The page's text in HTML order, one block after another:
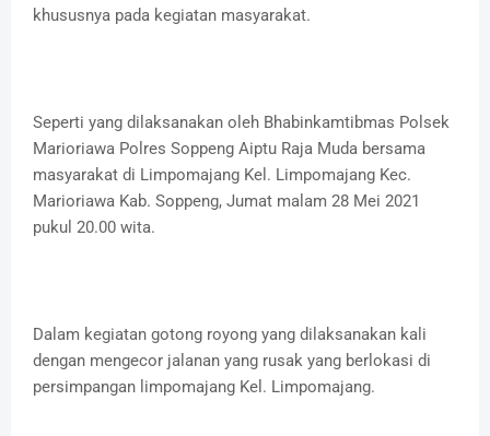
khususnya pada kegiatan masyarakat.
Seperti yang dilaksanakan oleh Bhabinkamtibmas Polsek
Marioriawa Polres Soppeng Aiptu Raja Muda bersama
masyarakat di Limpomajang Kel. Limpomajang Kec.
Marioriawa Kab. Soppeng, Jumat malam 28 Mei 2021
pukul 20.00 wita.
Dalam kegiatan gotong royong yang dilaksanakan kali
dengan mengecor jalanan yang rusak yang berlokasi di
persimpangan limpomajang Kel. Limpomajang.